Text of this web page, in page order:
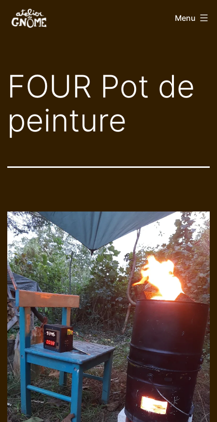
Atelier
Menu
FOUR Pot de
peinture